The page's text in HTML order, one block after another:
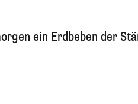
ein Erdbeben der